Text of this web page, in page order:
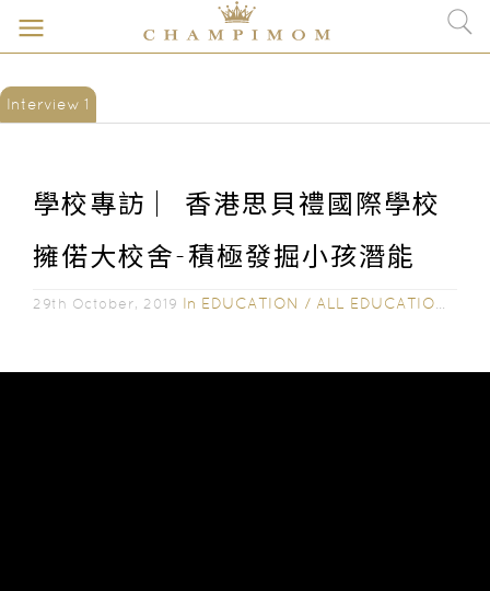
Interview 1
學校專訪 ︳香港思貝禮國際學校
擁偌大校舍-積極發掘小孩潛能
29th October, 2019 In EDUCATION / ALL EDUCATION